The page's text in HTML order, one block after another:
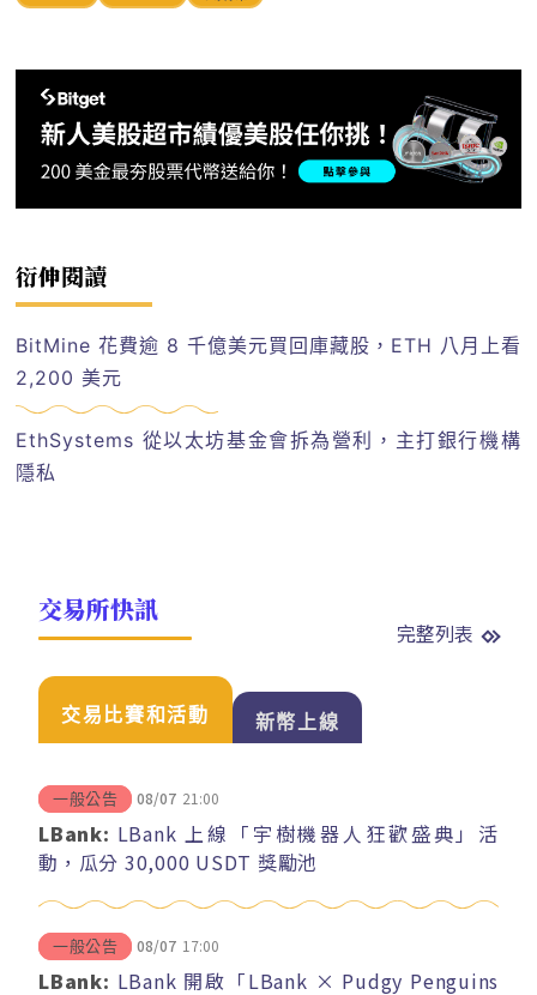
衍伸閱讀
BitMine 花費逾 8 千億美元買回庫藏股，ETH 八月上看
2,200 美元
EthSystems 從以太坊基金會拆為營利，主打銀行機構
隱私
交易所快訊
完整列表
交易比賽和活動 新幣上線
一般公告 08/07 21:00
LBank: LBank 上線「宇樹機器人狂歡盛典」活
動，瓜分 30,000 USDT 獎勵池
一般公告 08/07 17:00
LBank: LBank 開啟「LBank × Pudgy Penguins